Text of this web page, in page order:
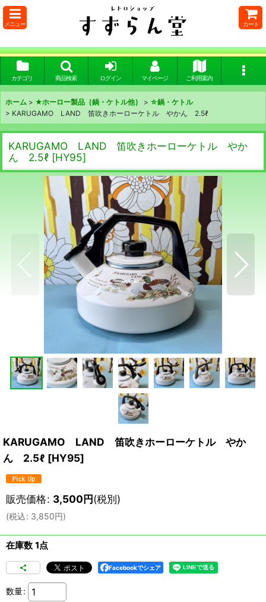
メニュー カート
カテゴリ 商品検索 ログイン マイページ ご利用案内
ホーム > ★ホーロー製品｛鍋・ケトル他｝ > ☆鍋・ケトル
> KARUGAMO LAND 笛吹きホーローケトル やかん 2.5ℓ
KARUGAMO LAND 笛吹きホーローケトル やか
ん 2.5ℓ [HY95]
KARUGAMO LAND 笛吹きホーローケトル やか
ん 2.5ℓ [HY95]
販売価格: 3,500円(税別)
(税込: 3,850円)
在庫数 1点
Facebookでシェア
数量: